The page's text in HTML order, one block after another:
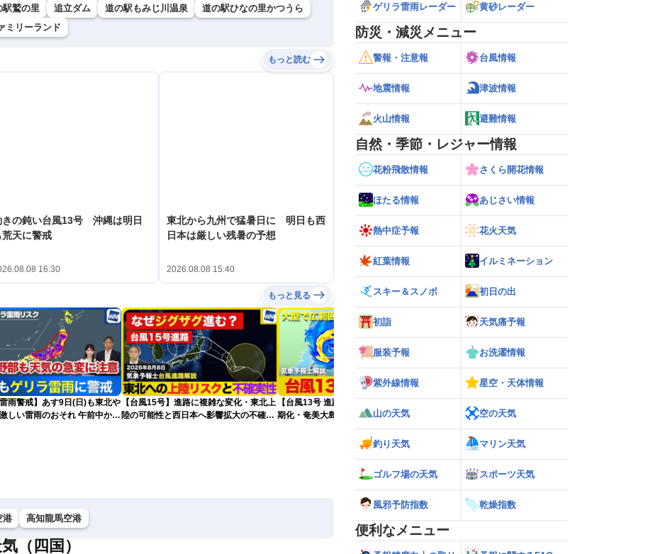
駅鷲の里 追立ダム 道の駅もみじ川温泉
道の駅ひなの里かつうら
ミリーランド
もっと読む
きの鈍い台風13号 沖縄は明日
荒天に警戒
16:30
東北から九州で猛暑日に 明日も西
日本は厳しい残暑の予想
2026.08.08 15:40
もっと見る
雷雨警戒】あす9日(日)も東北や
しい雷雨のおそれ 午前中から
【台風15号】進路に複雑な変化・東北上
陸の可能性と西日本へ影響拡大の不確実
【台風13号 進路解説】通過後も影響長
期化・奄美大島で総雨量400mm超・高
波に要警戒（2026.08.08 16:00）
【猛烈な雨と激しい雷雨】新潟は線状降
水帯が発生のおそれも＜気象防災速報・
記録的短時間大雨＞
港 高知龍馬空港
（四国）
ゲリラ雷雨レーダー 黄砂レーダー
防災・減災メニュー
警報・注意報 台風情報
地震情報 津波情報
火山情報 避難情報
自然・季節・レジャー情報
花粉飛散情報 さくら開花情報
ほたる情報 あじさい情報
熱中症予報 花火天気
紅葉情報 イルミネーション
スキー＆スノボ 初日の出
初詣 天気痛予報
服装予報 お洗濯情報
紫外線情報 星空・天体情報
山の天気 空の天気
釣り天気 マリン天気
ゴルフ場の天気 スポーツ天気
風邪予防指数 乾燥指数
便利なメニュー